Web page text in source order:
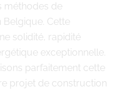
méthodes de
Cette
solidité, rapidité
exceptionnelle.
parfaitement cette
projet de construction